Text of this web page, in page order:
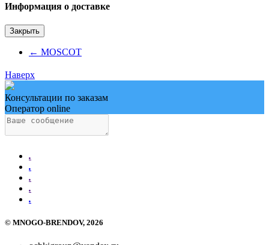
Информация о доставке
Закрыть
← MOSCOT
Наверх
Консультации по заказам
Оператор online
.
.
.
.
.
© MNOGO-BRENDOV, 2026